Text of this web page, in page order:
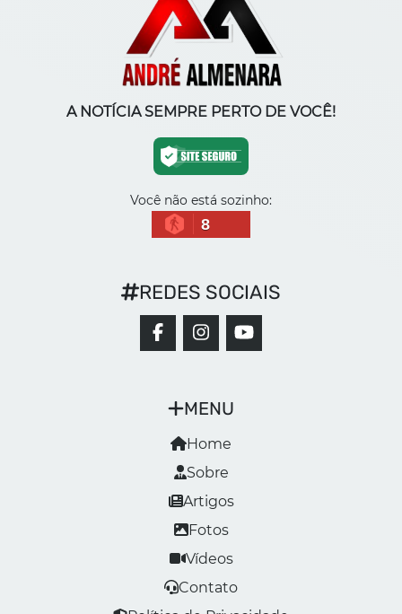
A NOTÍCIA SEMPRE PERTO DE VOCÊ!
Você não está sozinho:
8
MENU
Home
Sobre
Artigos
Fotos
Vídeos
Contato
REDES SOCIAIS